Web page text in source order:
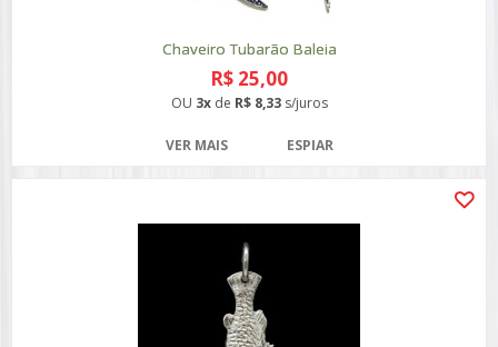
Chaveiro Tubarão Baleia
R$ 25,00
OU 3xde R$ 8,33s/juros
VER MAIS ESPIAR